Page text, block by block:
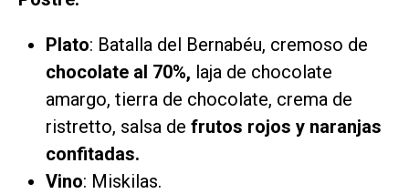
Plato: Batalla del Bernabéu, cremoso de
chocolate al 70%, laja de chocolate
amargo, tierra de chocolate, crema de
ristretto, salsa de frutos rojos y naranjas
confitadas.
Vino: Miskilas.